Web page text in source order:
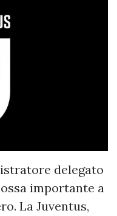
delegato
importante a
La Juventus,